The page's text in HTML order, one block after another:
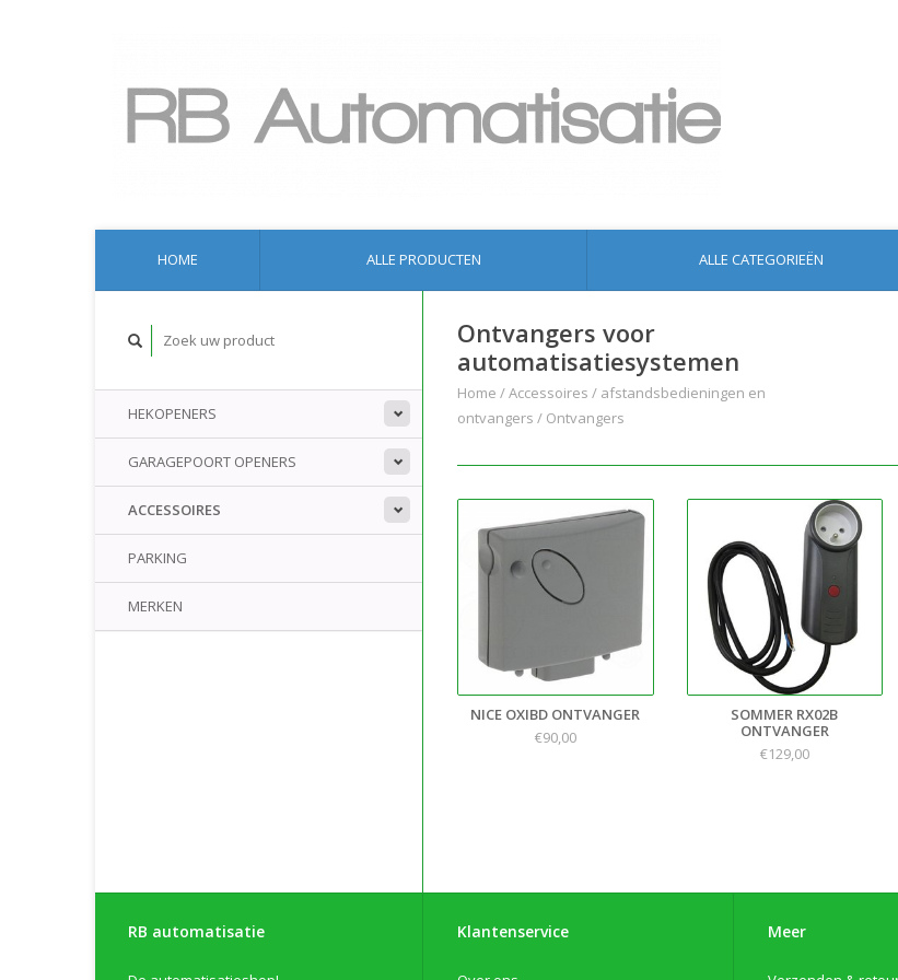
HOME ALLE PRODUCTEN ALLE CATEGORIEËN
HEKOPENERS
GARAGEPOORT OPENERS
ACCESSOIRES
PARKING
MERKEN
Ontvangers voor
automatisatiesystemen
Home /Accessoires / afstandsbedieningen en
ontvangers / Ontvangers
NICE OXIBD ONTVANGER
€90,00
SOMMER RX02B
ONTVANGER
€129,00
RB automatisatie Klantenservice Meer